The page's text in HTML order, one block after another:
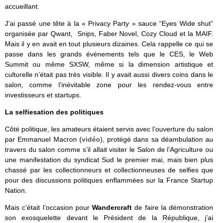
accueillant.
J’ai passé une tête à la « Privacy Party » sauce “Eyes Wide shut”
organisée par Qwant, Snips, Faber Novel, Cozy Cloud et la MAIF.
Mais il y en avait en tout plusieurs dizaines. Cela rappelle ce qui se
passe dans les grands événements tels que le CES, le Web
Summit ou même SXSW, même si la dimension artistique et
culturelle n’était pas très visible. Il y avait aussi divers coins dans le
salon, comme l’inévitable zone pour les rendez-vous entre
investisseurs et startups.
La selfiesation des politiques
Côté politique, les amateurs étaient servis avec l’ouverture du salon
par Emmanuel Macron (vidéo), protégé dans sa déambulation au
travers du salon comme s’il allait visiter le Salon de l’Agriculture ou
une manifestation du syndicat Sud le premier mai, mais bien plus
chassé par les collectionneurs et collectionneuses de selfies que
pour des discussions politiques enflammées sur la France Startup
Nation.
Mais c’était l’occasion pour Wandercraft de faire la démonstration
son exosquelette devant le Président de la République, j’ai